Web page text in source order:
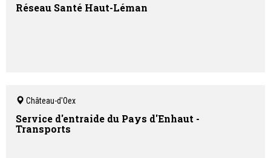
Réseau Santé Haut-Léman
Château-d'Oex
Service d'entraide du Pays d'Enhaut -
Transports